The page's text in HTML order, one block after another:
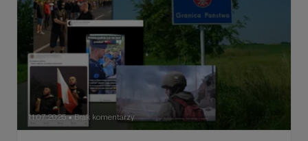
11.07.2025 ● Brak komentarzy